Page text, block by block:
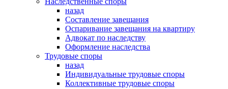
назад
Составление завещания
Оспаривание завещания на квартиру
Адвокат по наследству
Оформление наследства
Трудовые споры
назад
Индивидуальные трудовые споры
Коллективные трудовые споры